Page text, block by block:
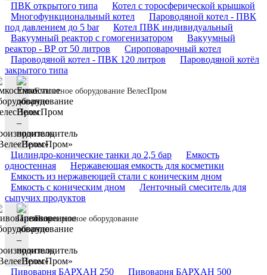
ПВК открытого типа
Котел с торосферической крышкой
Многофункциональный котел
Пароводяной котел - ПВК
под давлением до 5 bar
Котел ПВК индивидуальный
Вакуумный реактор с гомогенизатором
Вакуумный
реактор - ВР от 50 литров
Сироповарочный котел
Пароводяной котел - ПВК 120 литров
Пароводяной котёл
закрытого типа
Емкостное оборудование ВелесПром
Цилиндро-конические танки до 2,5 бар
Емкость
одностенная
Нержавеющая емкость для косметики
Емкость из нержавеющей стали с коническим дном
Емкость с коническим дном
Ленточный смеситель для
сыпучих продуктов
Пивоваренное оборудование
Пивоварня БАРХАН 250 Пивоварня БАРХАН 500